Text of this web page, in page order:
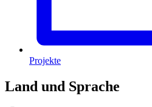
Projekte
Land und Sprache